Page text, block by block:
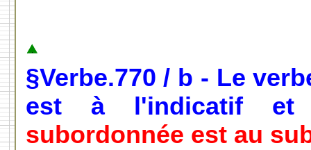
§Verbe.770 / b - Le
est à l'indicatif
subordonnée est au